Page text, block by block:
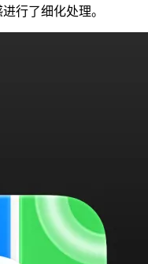
行了细化处理。